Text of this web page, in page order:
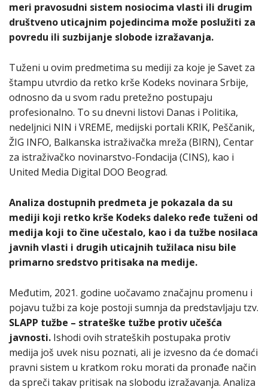
meri pravosudni sistem nosiocima vlasti ili drugim
društveno uticajnim pojedincima može poslužiti za
povredu ili suzbijanje slobode izražavanja.
Tuženi u ovim predmetima su mediji za koje je Savet za
štampu utvrdio da retko krše Kodeks novinara Srbije,
odnosno da u svom radu pretežno postupaju
profesionalno. To su dnevni listovi Danas i Politika,
nedeljnici NIN i VREME, medijski portali KRIK, Peščanik,
ŽIG INFO, Balkanska istraživačka mreža (BIRN), Centar
za istraživačko novinarstvo-Fondacija (CINS), kao i
United Media Digital DOO Beograd.
Analiza dostupnih predmeta je pokazala da su
mediji koji retko krše Kodeks daleko ređe tuženi od
medija koji to čine učestalo, kao i da tužbe nosilaca
javnih vlasti i drugih uticajnih tužilaca nisu bile
primarno sredstvo pritisaka na medije.
Međutim, 2021. godine uočavamo značajnu promenu i
pojavu tužbi za koje postoji sumnja da predstavljaju tzv.
SLAPP tužbe – strateške tužbe protiv učešća
javnosti. Ishodi ovih strateških postupaka protiv
medija još uvek nisu poznati, ali je izvesno da će domaći
pravni sistem u kratkom roku morati da pronađe način
da spreči takav pritisak na slobodu izražavanja. Analiza